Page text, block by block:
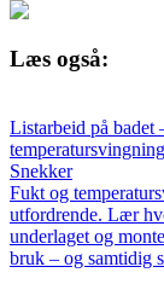
Læs også:
Listarbeid på badet
Snekker
Fukt og
utfordrende. Lær
underlaget og
bruk – og samtidig